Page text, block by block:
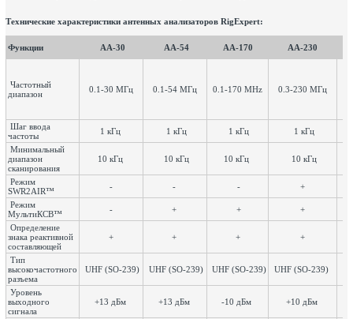
Технические характеристики антенных анализаторов RigExpert:
Функции AA-30 AA-54 AA-170 AA-230
Частотный
диапазон
0.1-30 МГц 0.1-54 МГц 0.1-170 MHz 0.3-230 МГц
Шаг ввода
частоты
1 кГц 1 кГц 1 кГц
1 кГц
Минимальный
диапазон
сканирования
10 кГц 10 кГц 10 кГц 10 кГц
Режим
SWR2AIR™
- - -
+
Режим
МультиКСВ™
- + +
+
Определение
знака реактивной
составляющей
+ + + +
Тип
высокочастотного
разъема
UHF (SO-239) UHF (SO-239) UHF (SO-239) UHF (SO-239)
Уровень
выходного
сигнала
+13 дБм +13 дБм -10 дБм +10 дБм